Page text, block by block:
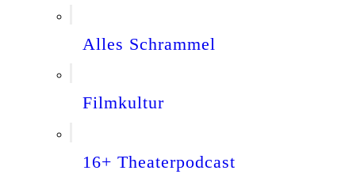
Alles Schrammel
Filmkultur
16+ Theaterpodcast